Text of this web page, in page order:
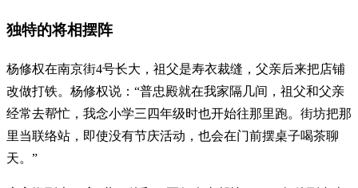
独特的将相摆阵
杨修权在南京街4号长大，祖父是寿衣裁缝，父亲后来把店铺
改做打铁。杨修权说：“普忠殿就在我家隔几间，祖父和父亲
经常去帮忙，我念小学三四年级时也开始往那里跑。街坊把那
里当联络站，即使没有节庆活动，也会在门前摆桌子喝茶聊
天。”